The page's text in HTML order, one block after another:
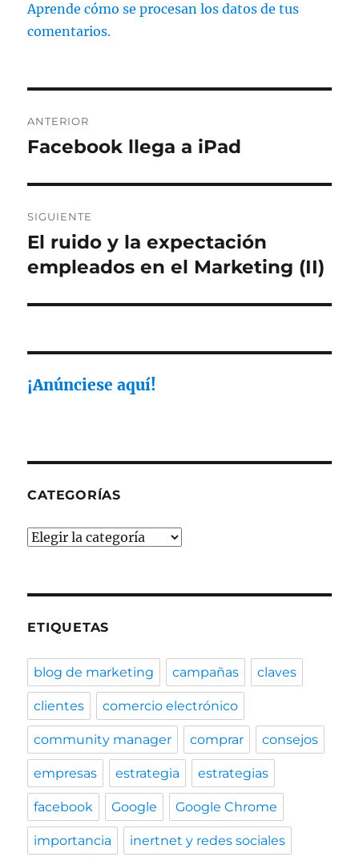
Aprende cómo se procesan los datos de tus
comentarios.
de
ANTERIOR
Entrada
Facebook llega a iPad
SIGUIENTE
Entrada
siguiente:
El ruido y la expectación
empleados en el Marketing (II)
¡Anúnciese aquí!
CATEGORÍAS
Categorías
ETIQUETAS
blog de marketing campañas claves
clientes comercio electrónico
community manager comprar consejos
empresas estrategia estrategias
facebook Google Google Chrome
importancia inertnet y redes sociales